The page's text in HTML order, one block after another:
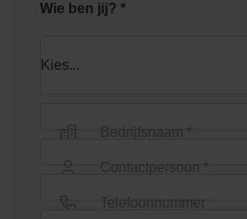
Wie ben jij? *
Bedrijfsnaam *
Contactpersoon *
Telefoonnummer